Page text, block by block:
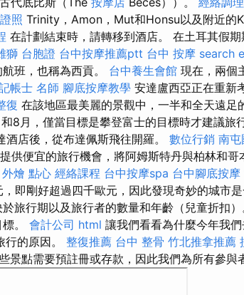
照 Trinity，Amon，Mut和Honsu以及附近的
在計劃結束時，請轉移到酒店。 在土耳其假
獅 台胞證 台中按摩推薦ptt 台中 按摩 search
班，也稱為西貢。 台中養生會館 現在，兩個
帳士 名師 腳底按摩教學 安達盧西亞正在重新
復 在該地區最美麗的景觀中，一半和全天遠足
8月，僅當目標是攀登富士的目標時才建議旅
酒店後，從布達佩斯飛往開羅。 數位行銷 南屯
供便宜的旅行機會，將阿姆斯特丹與柏林和哥
外燴 點心 經絡課程 台中按摩spa 台中腳底按摩
即剛好超過四千歐元，因此發現奇妙的城市
旅行期以及旅行者的數量和年齡（兒童折扣）
。 會計公司 html 讓我們看看為什麼今年我
的原因。 整復推薦 台中 整骨 竹北推拿推薦
景點需要預註冊或存款，因此我們為所有參與